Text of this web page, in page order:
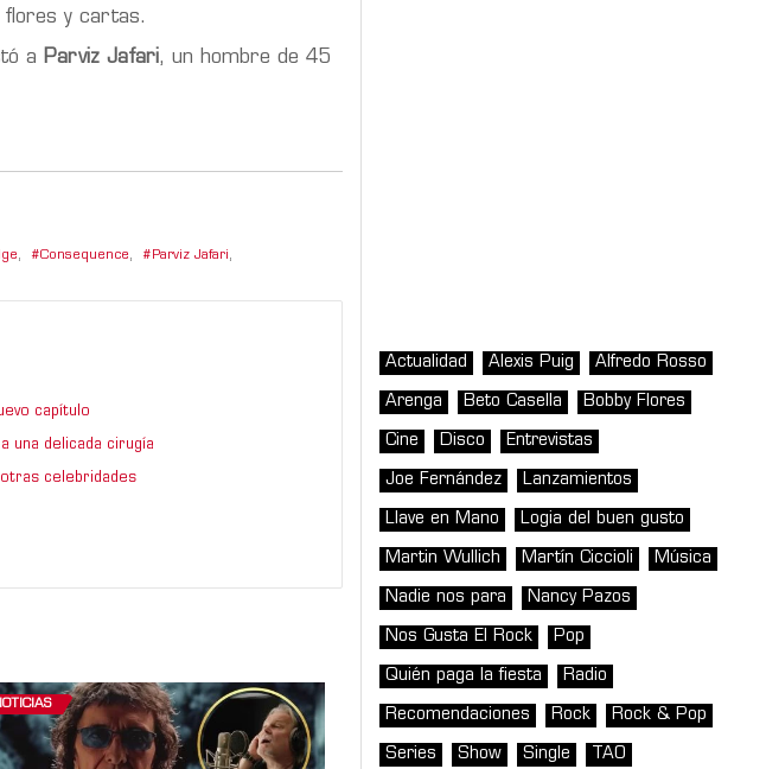
flores y cartas.
a Parviz Jafari, un hombre de 45
, Consequence, Parviz Jafari,
capítulo
una delicada cirugía
otras celebridades
Actualidad Alexis Puig Alfredo Rosso
Arenga Beto Casella Bobby Flores
Cine Disco Entrevistas
Joe Fernández Lanzamientos
Llave en Mano Logia del buen gusto
Martin Wullich Martín Ciccioli Música
Nadie nos para Nancy Pazos
Nos Gusta El Rock Pop
Quién paga la fiesta Radio
Recomendaciones Rock Rock & Pop
Series Show Single TAO